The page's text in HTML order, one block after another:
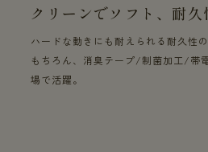
クリーンでソフト、耐
ハードな動きにも耐えられる耐久性
もちろん、消臭テープ/制菌加工/帯
場で活躍。